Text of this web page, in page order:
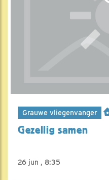
Grauwe vliegenvanger
Gezellig samen
26 jun , 8:35